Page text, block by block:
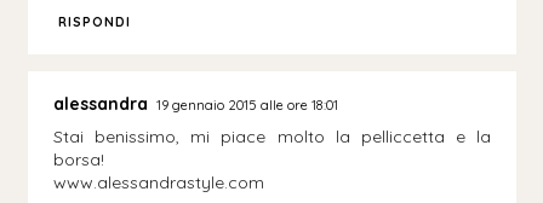
RISPONDI
alessandra 19 gennaio 2015 alle ore 18:01
Stai benissimo, mi piace molto la pelliccetta e la
borsa!
www.alessandrastyle.com